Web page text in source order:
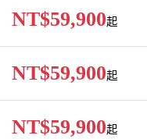
NT$59,900起
NT$59,900起
NT$59,900起